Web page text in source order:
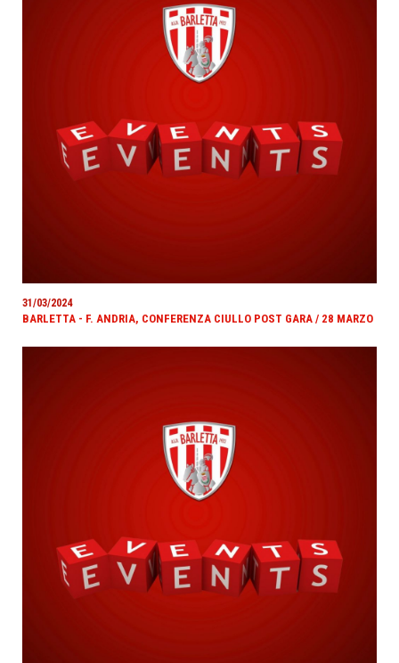
31/03/2024
BARLETTA - F. ANDRIA, CONFERENZA CIULLO POST GARA / 28 MARZO